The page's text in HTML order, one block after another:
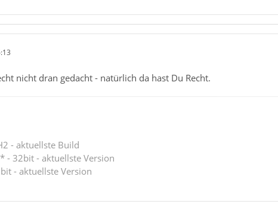
nicht dran gedacht - natürlich da hast Du Recht.
- aktuellste Build
- 32bit - aktuellste Version
- aktuellste Version